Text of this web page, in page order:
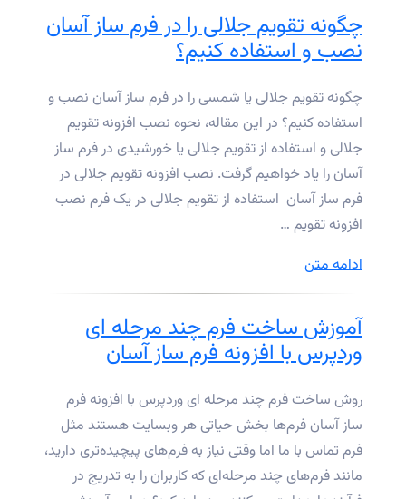
افلاین”
چگونه تقویم جلالی را در فرم ساز آسان
نصب و استفاده کنیم؟
چگونه تقویم جلالی یا شمسی را در فرم ساز آسان نصب و
استفاده کنیم؟ در این مقاله، نحوه نصب افزونه تقویم
جلالی و استفاده از تقویم جلالی یا خورشیدی در فرم ساز
آسان را یاد خواهیم گرفت. نصب افزونه تقویم جلالی در
فرم ساز آسان استفاده از تقویم جلالی در یک فرم نصب
افزونه تقویم …
ادامه متن“چگونه
تقویم
جلالی
را
در
فرم
ساز
آسان
نصب
و
آموزش ساخت فرم چند مرحله ای
وردپرس با افزونه فرم ساز آسان
روش ساخت فرم چند مرحله ای وردپرس با افزونه فرم
ساز آسان فرم‌ها بخش حیاتی هر وبسایت هستند مثل
فرم تماس با ما اما وقتی نیاز به فرم‌های پیچیده‌تری دارید،
مانند فرم‌های چند مرحله‌ای که کاربران را به تدریج در